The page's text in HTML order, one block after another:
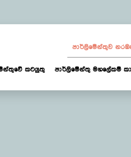
පාර්ලි‌මේන්තුව
කටයුතු පාර්ලිමේන්තු මහලේකම්